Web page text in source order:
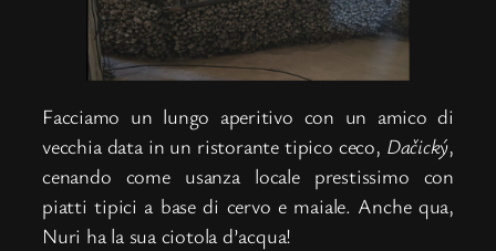
Facciamo un lungo aperitivo con un amico di
vecchia data in un ristorante tipico ceco, Dačický,
cenando come usanza locale prestissimo con
piatti tipici a base di cervo e maiale. Anche qua,
Nuri ha la sua ciotola d’acqua!